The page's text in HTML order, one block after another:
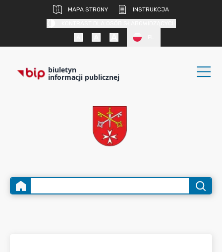
MAPA STRONY
INSTRUKCJA
biuletyn
informacji publicznej